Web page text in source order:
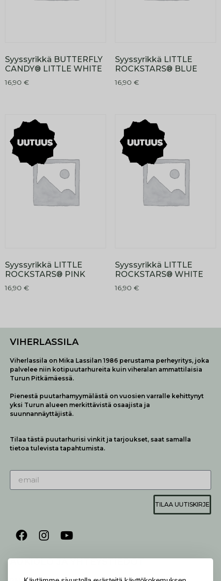
Syyssyrikkä BUTTERFLY
CANDY® LITTLE WHITE
16,90 €
Syyssyrikkä LITTLE
ROCKSTARS® BLUE
16,90 €
Syyssyrikkä LITTLE
ROCKSTARS® PINK
16,90 €
Syyssyrikkä LITTLE
ROCKSTARS® WHITE
16,90 €
VIHERLASSILA
Viherlassila on Mika Lassilan 1986 perustama perheyritys, joka
palvelee niin kotipuutarhureita kuin viheralan ammattilaisia
Turun Pitkämäessä.
Pienestä puutarhamyymälästä on vuosien varralle kehittynyt
yksi Turun alueen merkittävistä osaajista ja
suunnannäyttäjistä.
Tilaa tästä puutarhurisi vinkit ja tarjoukset, saat samalla
tietoa tulevista tapahtumista.
TILAA UUTISKIRJE
AUKIOLO JA YHTEYSTIEDOT